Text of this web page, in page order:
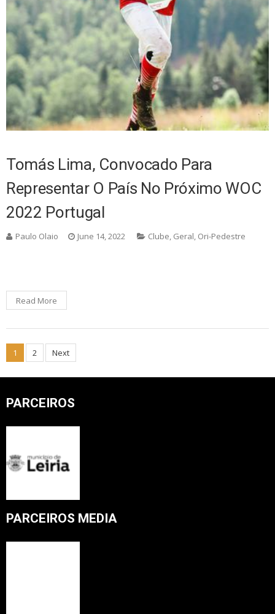
Tomás Lima, Convocado Para
Representar O País No Próximo WOC
2022 Portugal
Paulo Olaio June 14, 2022 Clube, Geral, Ori-Pedestre
Read More
Posts
pagination
1 2 Next
PARCEIROS
PARCEIROS MEDIA